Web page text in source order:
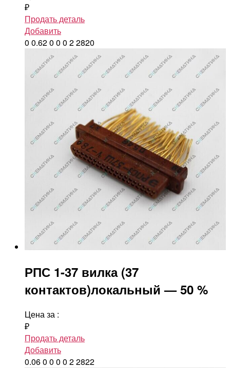
₽
Продать деталь
Добавить
0 0.620 0 0 22820
РПС 1-37 вилка (37
контактов)локальный — 50 %
Цена за :
₽
Продать деталь
Добавить
0.060 0 0 0 22822